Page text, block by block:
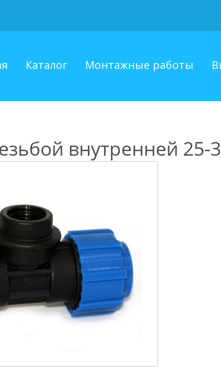
Каталог Монтажные работы
внутренней